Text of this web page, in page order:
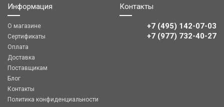
Информация
О магазине
Сертификаты
Оплата
Доставка
Поставщикам
Блог
Контакты
Политика конфиденциальности
Контакты
+7 (495) 142-07-03
‎‎+7 (977) 732-40-27